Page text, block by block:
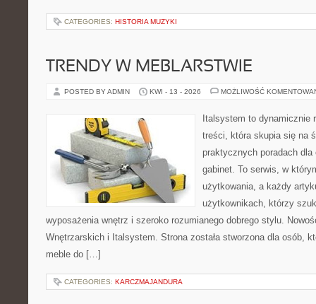
CATEGORIES: HISTORIA MUZYKI
TRENDY W MEBLARSTWIE
POSTED BY ADMIN KWI - 13 - 2026 MOŻLIWOŚĆ
Italsystem to dynamicznie
treści, która skupia się na
praktycznych poradach
gabinet. To serwis, w
użytkowania, a każdy
użytkownikach, którzy
wyposażenia wnętrz i szeroko rozumianego dobrego stylu.
Wnętrzarskich i Italsystem. Strona została stworzona dla osób,
meble do […]
CATEGORIES: KARCZMAJANDURA